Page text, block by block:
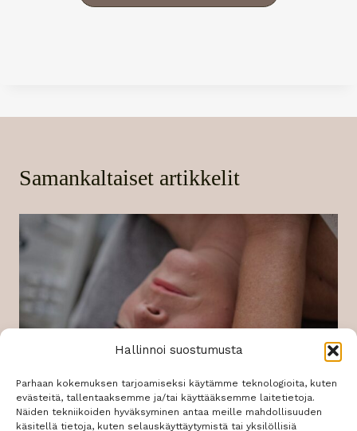
Hallinnoi suostumusta
Parhaan kokemuksen tarjoamiseksi käytämme teknologioita, kuten
evästeitä, tallentaaksemme ja/tai käyttääksemme laitetietoja.
Näiden tekniikoiden hyväksyminen antaa meille mahdollisuuden
käsitellä tietoja, kuten selauskäyttäytymistä tai yksilöllisiä
Samankaltaiset artikkelit